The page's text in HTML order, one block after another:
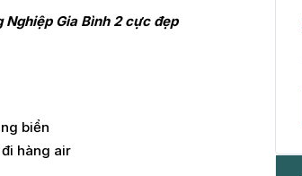
Gia Bình 2 cực đẹp
biển
hàng air